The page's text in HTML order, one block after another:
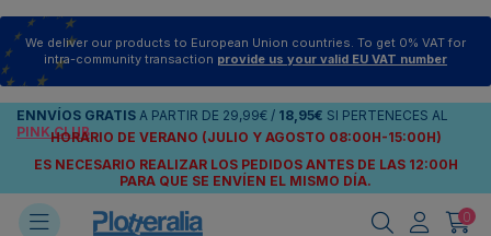
We deliver our products to European Union countries. To get 0% VAT for
intra-community transaction provide us your valid EU VAT number
ENNVÍOS GRATIS A PARTIR DE 29,99€ / 18,95€ SI PERTENECES AL
PINK CLUB
HORARIO DE VERANO (JULIO Y AGOSTO 08:00H-15:00H)
ES NECESARIO REALIZAR LOS PEDIDOS ANTES DE LAS 12:00H
PARA QUE SE ENVÍEN EL MISMO DÍA.
0